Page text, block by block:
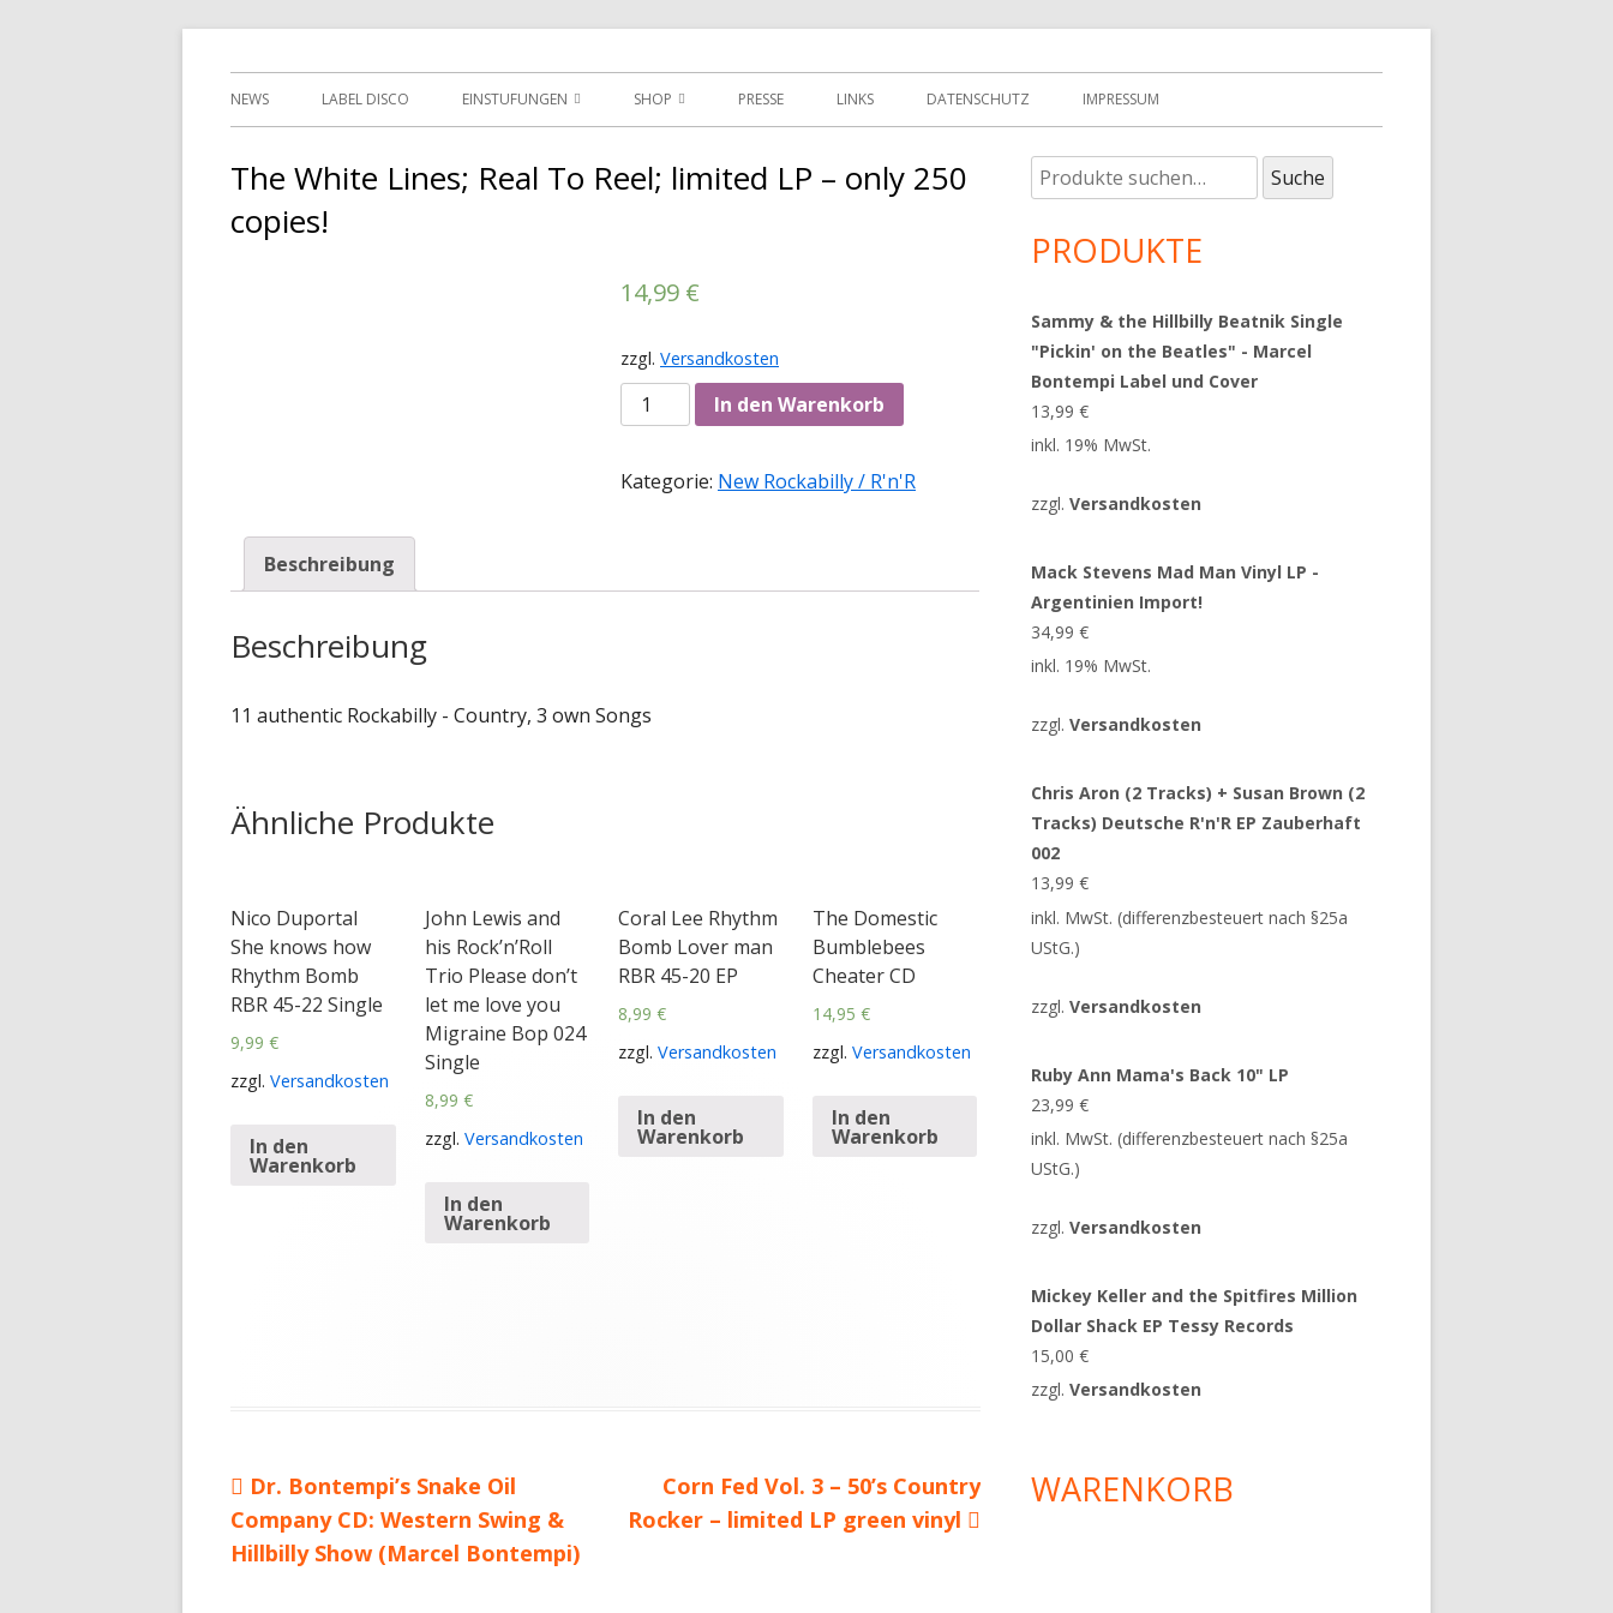
Tessy Records
Primäres
NEWS LABEL DISCO EINSTUFUNGEN SHOP
AGBS
PRESSE LINKS DATENSCHUTZ IMPRESSUM
The White Lines; Real To Reel; limited LP – only 250
copies!
14,99 €
zzgl. Versandkosten
Anzahl In den Warenkorb
Kategorie: New Rockabilly / R'n'R
Beschreibung
Beschreibung
11 authentic Rockabilly - Country, 3 own Songs
Ähnliche Produkte
Nico Duportal
She knows how
Rhythm Bomb
RBR 45-22 Single
9,99 €
zzgl. Versandkosten
In den
Warenkorb
John Lewis and
his Rock’n’Roll
Trio Please don’t
let me love you
Migraine Bop 024
Single
8,99 €
zzgl. Versandkosten
In den
Warenkorb
Coral Lee Rhythm
Bomb Lover man
RBR 45-20 EP
8,99€
zzgl.Versandkosten
In den
Warenkorb
The Domestic
Bumblebees
Cheater CD
14,95 €
zzgl. Versandkosten
In den
Warenkorb
Beitragsnavigation
Vorheriger
Beitrag:
Dr. Bontempi’s Snake Oil
Company CD: Western Swing &
Hillbilly Show (Marcel Bontempi)
Nächster
Beitrag
Corn Fed Vol. 3 – 50’s Country
Rocker – limited LP green vinyl
Haupt-
Seitenleiste
Suche
nach:
Suche
PRODUKTE
Sammy & the Hillbilly Beatnik Single
"Pickin' on the Beatles" - Marcel
Bontempi Label und Cover
13,99€
inkl. 19% MwSt.
zzgl.Versandkosten
Mack Stevens Mad Man Vinyl LP -
Argentinien Import!
34,99€
inkl. 19% MwSt.
zzgl.Versandkosten
Chris Aron (2 Tracks) + Susan Brown (2
Tracks) Deutsche R'n'R EP Zauberhaft
002
13,99€
inkl. MwSt. (differenzbesteuert nach §25a
UStG.)
zzgl.Versandkosten
Ruby Ann Mama's Back 10" LP
23,99€
inkl. MwSt. (differenzbesteuert nach §25a
UStG.)
zzgl.Versandkosten
Mickey Keller and the Spitfires Million
Dollar Shack EP Tessy Records
15,00€
zzgl.Versandkosten
WARENKORB